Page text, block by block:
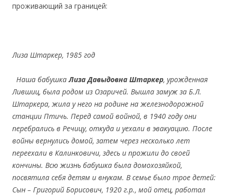
проживающий за границей:
Лиза Штаркер, 1985 год
Наша бабушкаЛиза Давыдовна Штаркер, урожденная
Лившиц, была родом из Озаричей. Вышла замуж за Б.Л.
Штаркера, жила у него на родине на железнодорожной
станции Птичь. Перед самой войной, в 1940 году они
перебрались в Речицу, откуда и уехали в эвакуацию. После
войны вернулись домой, затем через несколько лет
переехали в Калинковичи, здесь и прожили до своей
кончины. Всю жизнь бабушка была домохозяйкой,
посвятила себя детям и внукам. В семье было трое детей:
Сын – Григорий Борисович, 1920 г.р., мой отец, работал